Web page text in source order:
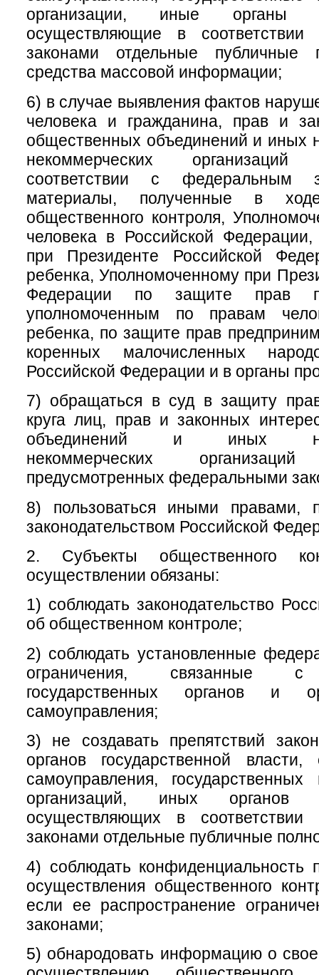
организации, иные органы
осуществляющие в
законами отдельные
средства массовой информации;
6) в случае выявления фактов
человека и гражданина, прав и
общественных объединений и иных
некоммерческих
соответствии с федеральным
материалы, полученные в
общественного контроля,
человека в Российской
при Президенте Российской
ребенка, Уполномоченному при
Федерации по защите прав
уполномоченным по правам
ребенка, по защите прав
коренных малочисленных
Российской Федерации и в органы
7) обращаться в суд в защиту
круга лиц, прав и законных
объединений и иных
некоммерческих
предусмотренных федеральными
8) пользоваться иными правами,
законодательством Российской
2. Субъекты общественного
осуществлении обязаны:
1) соблюдать законодательство
об общественном контроле;
2) соблюдать установленные
ограничения, связанные с
государственных органов и
самоуправления;
3) не создавать препятствий
органов государственной власти,
самоуправления,
организаций, иных органов
осуществляющих в
законами отдельные публичные
4) соблюдать конфиденциальность
осуществления общественного
если ее распространение
законами;
5) обнародовать информацию о